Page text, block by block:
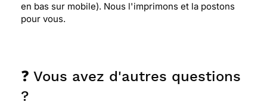
en bas sur mobile). Nous l'imprimons et la postons
pour vous.
❓ Vous avez d'autres questions
?